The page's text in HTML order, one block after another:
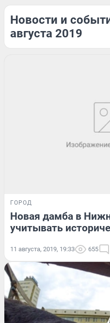
Новости и
августа 2019
ГОРОД
Новая дамба в
учитывать
11 августа, 2019, 19:33 655